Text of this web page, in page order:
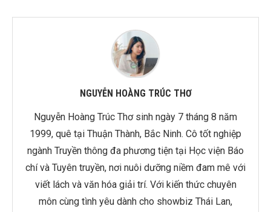
NGUYỄN HOÀNG TRÚC THƠ
Nguyễn Hoàng Trúc Thơ sinh ngày 7 tháng 8 năm
1999, quê tại Thuận Thành, Bắc Ninh. Cô tốt nghiệp
ngành Truyền thông đa phương tiện tại Học viện Báo
chí và Tuyên truyền, nơi nuôi dưỡng niềm đam mê với
viết lách và văn hóa giải trí. Với kiến thức chuyên
môn cùng tình yêu dành cho showbiz Thái Lan,